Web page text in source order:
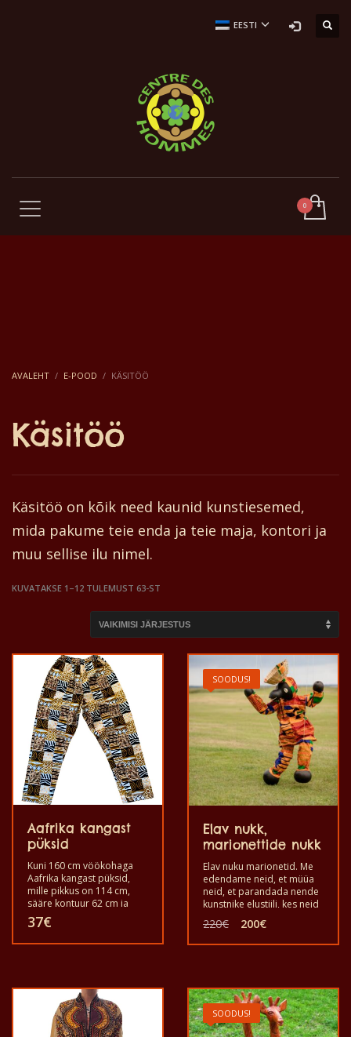
EESTI
AVALEHT E-POOD KÄSITÖÖ
Käsitöö
Käsitöö on kõik need kaunid kunstiesemed,
mida pakume teie enda ja teie maja, kontori ja
muu sellise ilu nimel.
KUVATAKSE 1–12 TULEMUST 63-ST
Aafrika kangast
püksid
Kuni 160 cm vöökohaga
Aafrika kangast püksid,
mille pikkus on 114 cm,
sääre kontuur 62 cm ja
jalakontuur 39 cm.
37€
SOODUS!
Elav nukk,
marionettide nukk
Elav nuku marionetid. Me
edendame neid, et müüa
neid, et parandada nende
kunstnike elustiili, kes neid
seda, mängides
stsenaariumi, et teha oma
mõeldud teile, kui olete
huvitatud oma laste,
sõprade, perekonna jne
meelelahutamisest.
220€ Algne
oli:
200€Praegune
on:
SOODUS!